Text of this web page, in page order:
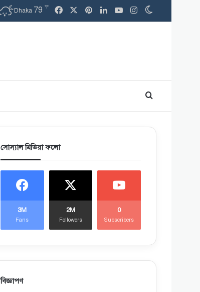
Dhaka 79 ℉ FacebookPinterest
LinkedInYouTubeInstagram
Search for
সোস্যাল মিডিয়া ফলো
3M
Fans
2M
Followers
0
Subscribers
বিজ্ঞাপণ